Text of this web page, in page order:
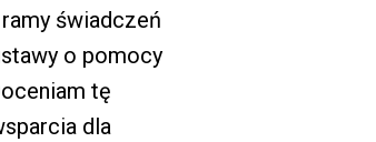
świadczeń
o pomocy
tę
dla